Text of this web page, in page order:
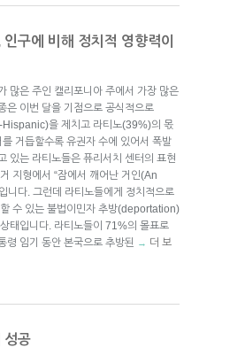
구에 비해 정치적 영향력이
많은 주인 캘리포니아 주에서 가장 많은
은 이번 달을 기점으로 공식적으로
을 제치고 라티노(39%)의 몫
거듭할수록 유권자 수에 있어서 폭발
있는 라티노들은 퓨리서치 센터의 표현
지형에서 “잠에서 깨어난 거인(An
다. 그런데 라티노들에게 정치적으로
수 있는 불법이민자 추방(deportation)
태입니다. 라티노들이 71%의 몰표로
령 임기 동안 본국으로 추방된 → 더 보
성공